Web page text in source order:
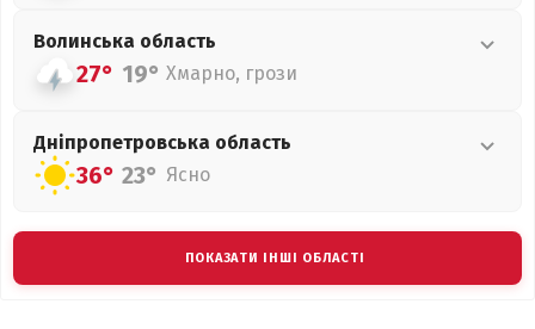
Волинська область
27° 19° Хмарно, грози
Дніпропетровська область
36° 23° Ясно
ПОКАЗАТИ ІНШІ ОБЛАСТІ